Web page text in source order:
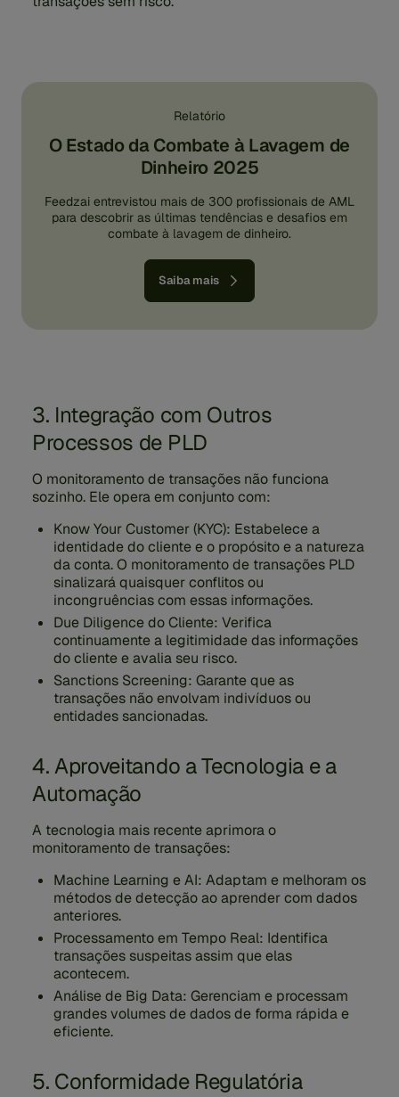
Relatório
O Estado da Combate à Lavagem de
Dinheiro 2025
Feedzai entrevistou mais de 300 profissionais de AML
para descobrir as últimas tendências e desafios em
combate à lavagem de dinheiro.
Saiba mais
3. Integração com Outros
Processos de PLD
O monitoramento de transações não funciona
sozinho. Ele opera em conjunto com:
Know Your Customer (KYC): Estabelece a
identidade do cliente e o propósito e a natureza
da conta. O monitoramento de transações PLD
sinalizará quaisquer conflitos ou
incongruências com essas informações.
Due Diligence do Cliente: Verifica
continuamente a legitimidade das informações
do cliente e avalia seu risco.
Sanctions Screening: Garante que as
transações não envolvam indivíduos ou
entidades sancionadas.
4. Aproveitando a Tecnologia e a
Automação
A tecnologia mais recente aprimora o
monitoramento de transações:
Machine Learning e AI: Adaptam e melhoram os
métodos de detecção ao aprender com dados
anteriores.
Processamento em Tempo Real: Identifica
transações suspeitas assim que elas
acontecem.
Análise de Big Data: Gerenciam e processam
grandes volumes de dados de forma rápida e
eficiente.
5. Conformidade Regulatória